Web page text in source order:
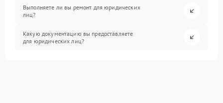
Выполняете ли вы ремонт для юридических
лиц?
Какую документацию вы предоставляете
для юридических лиц?